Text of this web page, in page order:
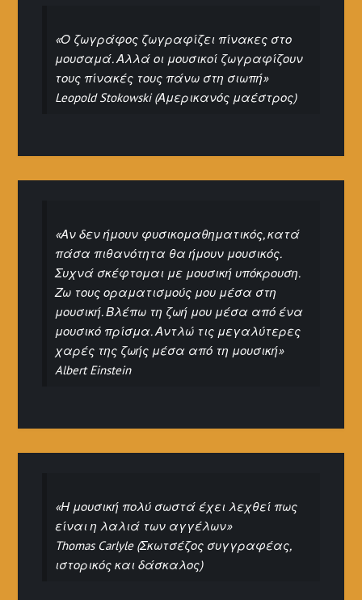
«Ο ζωγράφος ζωγραφίζει πίνακες στο
μουσαμά. Αλλά οι μουσικοί ζωγραφίζουν
τους πίνακές τους πάνω στη σιωπή»
Leopold Stokowski (Αμερικανός μαέστρος)
«Αν δεν ήμουν φυσικομαθηματικός, κατά
πάσα πιθανότητα θα ήμουν μουσικός.
Συχνά σκέφτομαι με μουσική υπόκρουση.
Ζω τους οραματισμούς μου μέσα στη
μουσική. Βλέπω τη ζωή μου μέσα από ένα
μουσικό πρίσμα. Αντλώ τις μεγαλύτερες
χαρές της ζωής μέσα από τη μουσική»
Albert Einstein
«Η μουσική πολύ σωστά έχει λεχθεί πως
είναι η λαλιά των αγγέλων»
Thomas Carlyle (Σκωτσέζος συγγραφέας,
ιστορικός και δάσκαλος)